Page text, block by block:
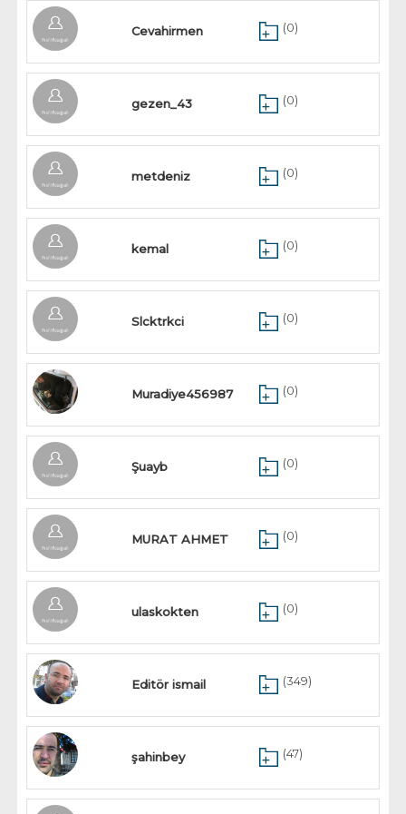
Cevahirmen (0)
gezen_43 (0)
metdeniz (0)
kemal (0)
Slcktrkci (0)
Muradiye456987 (0)
Şuayb (0)
MURAT AHMET (0)
ulaskokten (0)
Editör ismail (349)
şahinbey (47)